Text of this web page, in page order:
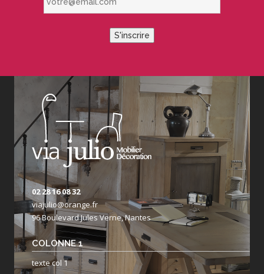
S'inscrire
02 28 16 08 32
viajulio@orange.fr
96 Boulevard Jules Verne, Nantes
COLONNE 1
texte col 1